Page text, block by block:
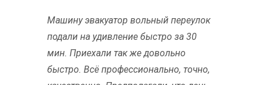
Машину эвакуатор вольный переулок
подали на удивление быстро за 30
мин. Приехали так же довольно
быстро. Всё профессионально, точно,